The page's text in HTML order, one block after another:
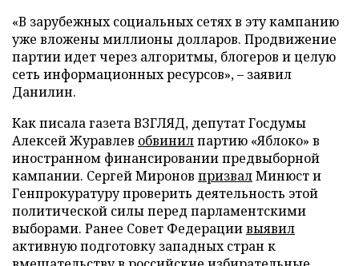
«В зарубежных социальных сетях в эту кампанию
уже вложены миллионы долларов. Продвижение
партии идет через алгоритмы, блогеров и целую
сеть информационных ресурсов», – заявил
Данилин.
Как писала газета ВЗГЛЯД, депутат Госдумы
Алексей Журавлев обвинилпартию «Яблоко» в
иностранном финансировании предвыборной
кампании. Сергей Миронов призвалМинюст и
Генпрокуратуру проверить деятельность этой
политической силы перед парламентскими
выборами. Ранее Совет Федерациивыявил
активную подготовку западных стран к